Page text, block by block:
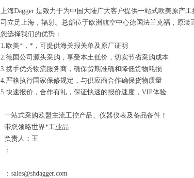
上海Dagger 是致力于为中国大陆广大客户提供一站式欧美原产
司立足上海，辐射。总部位于欧洲航空中心德国法兰克福，原装
您选择我们的优势：
1.欧美*，*，可提供海关报关单及原厂证明
2.德国公司源头采购，享受本土低价，切实节省采购成本
3.携手优秀物流服务商，确保货期准确和降低货物耗损
4.严格执行国家保修规定，与供应商合作确保货物质量
5.快速报价，合作有礼，保证快速的报价速度，VIP体验
一站式采购欧盟主流工控产品、仪器仪表及备品备件！
带您领略世界*工业品
负责人：王
：
：sales@shdagger.com